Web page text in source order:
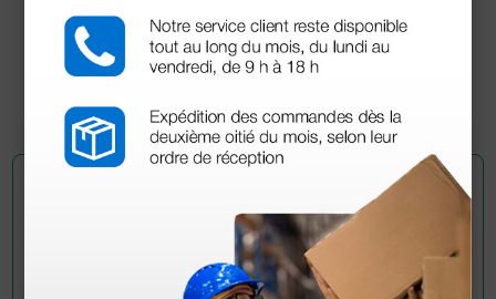
22,71 € 27,70 €
(Precio sin IVA)